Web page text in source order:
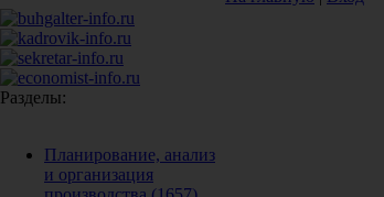
Разделы:
Планирование, анализ
и организация